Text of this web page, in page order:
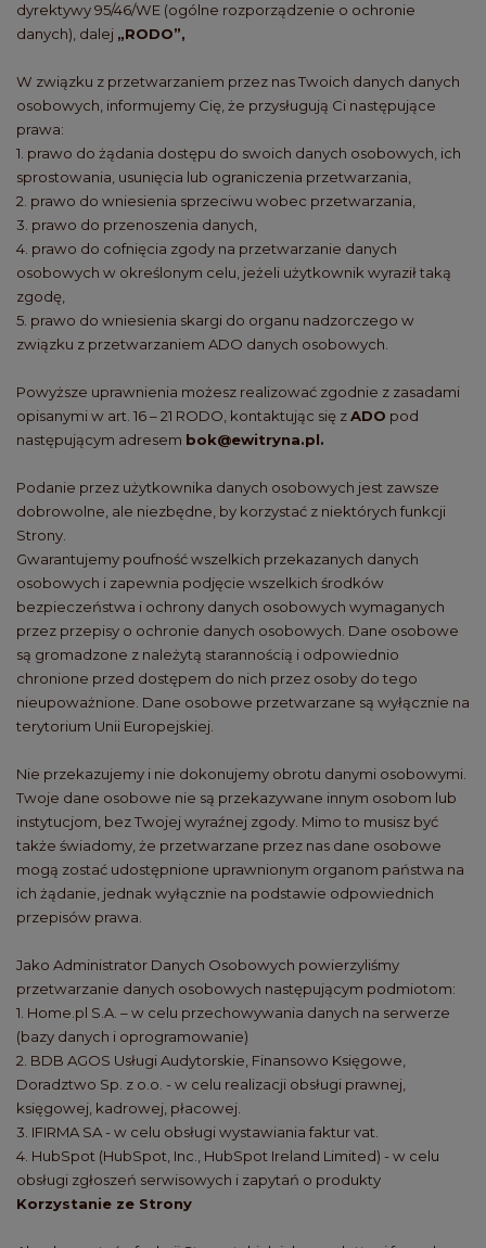
dyrektywy 95/46/WE (ogólne rozporządzenie o ochronie
danych), dalej „RODO”,
W związku z przetwarzaniem przez nas Twoich danych danych
osobowych, informujemy Cię, że przysługują Ci następujące
prawa:
1. prawo do żądania dostępu do swoich danych osobowych, ich
sprostowania, usunięcia lub ograniczenia przetwarzania,
2. prawo do wniesienia sprzeciwu wobec przetwarzania,
3. prawo do przenoszenia danych,
4. prawo do cofnięcia zgody na przetwarzanie danych
osobowych w określonym celu, jeżeli użytkownik wyraził taką
zgodę,
5. prawo do wniesienia skargi do organu nadzorczego w
związku z przetwarzaniem ADO danych osobowych.
Powyższe uprawnienia możesz realizować zgodnie z zasadami
opisanymi w art. 16 – 21 RODO, kontaktując się zADO pod
następującym adresem bok@ewitryna.pl.
Podanie przez użytkownika danych osobowych jest zawsze
dobrowolne, ale niezbędne, by korzystać z niektórych funkcji
Strony.
Gwarantujemy poufność wszelkich przekazanych danych
osobowych i zapewnia podjęcie wszelkich środków
bezpieczeństwa i ochrony danych osobowych wymaganych
przez przepisy o ochronie danych osobowych. Dane osobowe
są gromadzone z należytą starannością i odpowiednio
chronione przed dostępem do nich przez osoby do tego
nieupoważnione. Dane osobowe przetwarzane są wyłącznie na
terytorium Unii Europejskiej.
Nie przekazujemy i nie dokonujemy obrotu danymi osobowymi.
Twoje dane osobowe nie są przekazywane innym osobom lub
instytucjom, bez Twojej wyraźnej zgody. Mimo to musisz być
także świadomy, że przetwarzane przez nas dane osobowe
mogą zostać udostępnione uprawnionym organom państwa na
ich żądanie, jednak wyłącznie na podstawie odpowiednich
przepisów prawa.
Jako Administrator Danych Osobowych powierzyliśmy
przetwarzanie danych osobowych następującym podmiotom:
1. Home.pl S.A. – w celu przechowywania danych na serwerze
(bazy danych i oprogramowanie)
2. BDB AGOS Usługi Audytorskie, Finansowo Księgowe,
Doradztwo Sp. z o.o. - w celu realizacji obsługi prawnej,
księgowej, kadrowej, płacowej.
3. IFIRMA SA - w celu obsługi wystawiania faktur vat.
4. HubSpot (HubSpot, Inc., HubSpot Ireland Limited) - w celu
obsługi zgłoszeń serwisowych i zapytań o produkty
Korzystanie ze Strony